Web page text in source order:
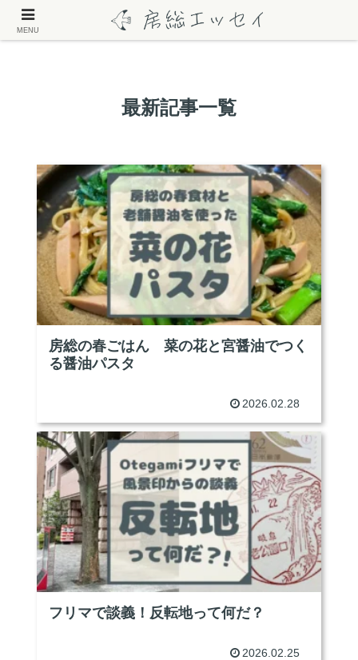
最新記事一覧
房総の春ごはん 菜の花と宮醤油でつく
る醤油パスタ
2026.02.28
フリマで談義！反転地って何だ？
2026.02.25
MENU